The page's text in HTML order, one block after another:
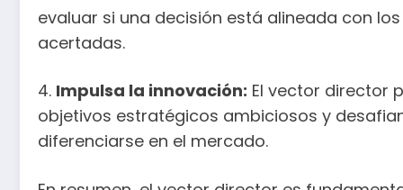
evaluar si una decisión está alineada con
acertadas.
4. Impulsa la innovación: El vector director
objetivos estratégicos ambiciosos y
diferenciarse en el mercado.